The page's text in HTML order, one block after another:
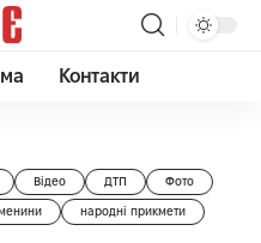
Контакти
Відео ДТП Фото
народні прикмети